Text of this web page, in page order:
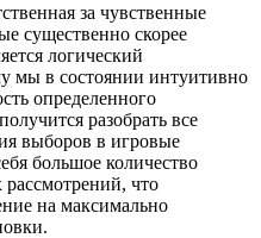
за чувственные
существенно скорее
логический
мы в состоянии интуитивно
определенного
разобрать все
выборов в игровые
большое количество
что
на максимально